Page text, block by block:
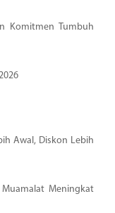
Komitmen Tumbuh
Awal, Diskon Lebih
Meningkat